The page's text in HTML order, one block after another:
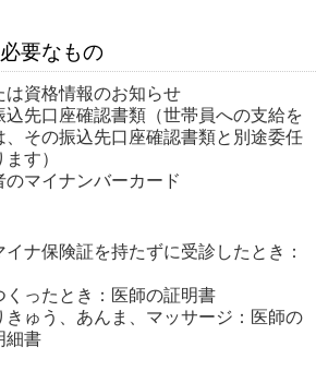
要なもの
は資格情報のお知らせ
込先口座確認書類（世帯員への支給を
、その振込先口座確認書類と別途委任
す）
マイナンバーカード
ナ保険証を持たずに受診したとき：
くったとき：医師の証明書
きゅう、あんま、マッサージ：医師の
細書